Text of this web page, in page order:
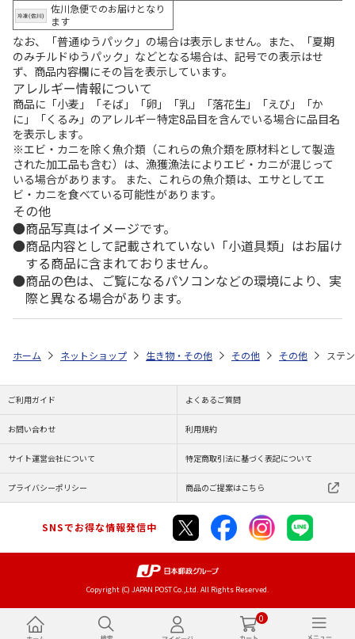
0
佐川急便でのお届けとなり
ます
なお、「普通ゆうパック」の場合は表示しません。また、「夏期
のみチルドゆうパック」などとなる場合は、記号での表示はせ
ず、商品内容欄にその旨を表示しています。
アレルギー情報について
商品に「小麦」「そば」「卵」「乳」「落花生」「えび」「か
に」「くるみ」のアレルギー特定8品目を含んでいる場合に品目名
を表示します。
※エビ・カニを除く魚介類（これらの魚介類を原材料として製造
された加工品も含む）は、漁獲漁法によりエビ・カニが混じって
いる場合があります。 また、これらの魚介類は、エサとしてエ
ビ・カニを食べている可能性があります。
その他
商品写真はイメージです。
商品内容として記載されていない「小道具類」はお届け
する商品に含まれておりません。
商品の色は、ご覧になるパソコンなどの環境により、実
際と異なる場合があります。
ホーム ネットショップ 生き物・その他 その他 その他 ステ
ご利用ガイド よくあるご質問
お問い合わせ 利用規約
サイト運営会社について 特定商取引法に基づく表記について
プライバシーポリシー 商品のご提案はこちら
SNSでお得な情報発信中
Copyright (C) JAPAN POST Co.,Ltd. All Rights Reserved.